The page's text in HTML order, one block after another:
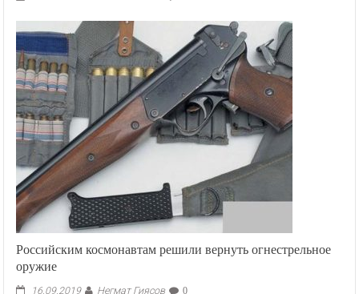
Российским космонавтам решили вернуть огнестрельное
оружие
16.09.2019 Негмат Гиясов 0